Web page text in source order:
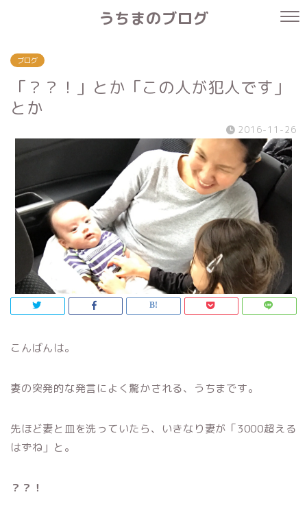
うちまのブログ
ブログ
「？？！」とか「この人が犯人です」
とか
2016-11-26
こんばんは。
妻の突発的な発言によく驚かされる、うちまです。
先ほど妻と皿を洗っていたら、いきなり妻が「3000超える
はずね」と。
？？！